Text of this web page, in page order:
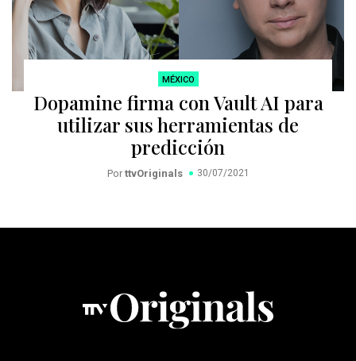
MÉXICO
Dopamine firma con Vault AI para
utilizar sus herramientas de
predicción
Por ttvOriginals 30/07/2021